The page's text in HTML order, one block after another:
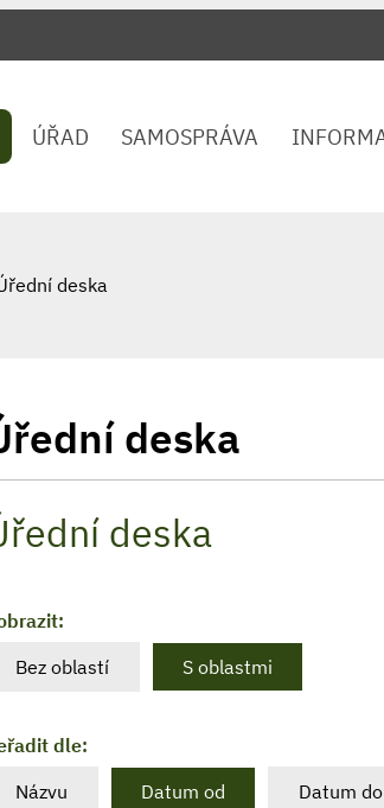
ÚŘAD SAMOSPRÁVA
deska
deska
deska
Bez oblastí
S oblastmi
dle:
Názvu
Datum od Datum do